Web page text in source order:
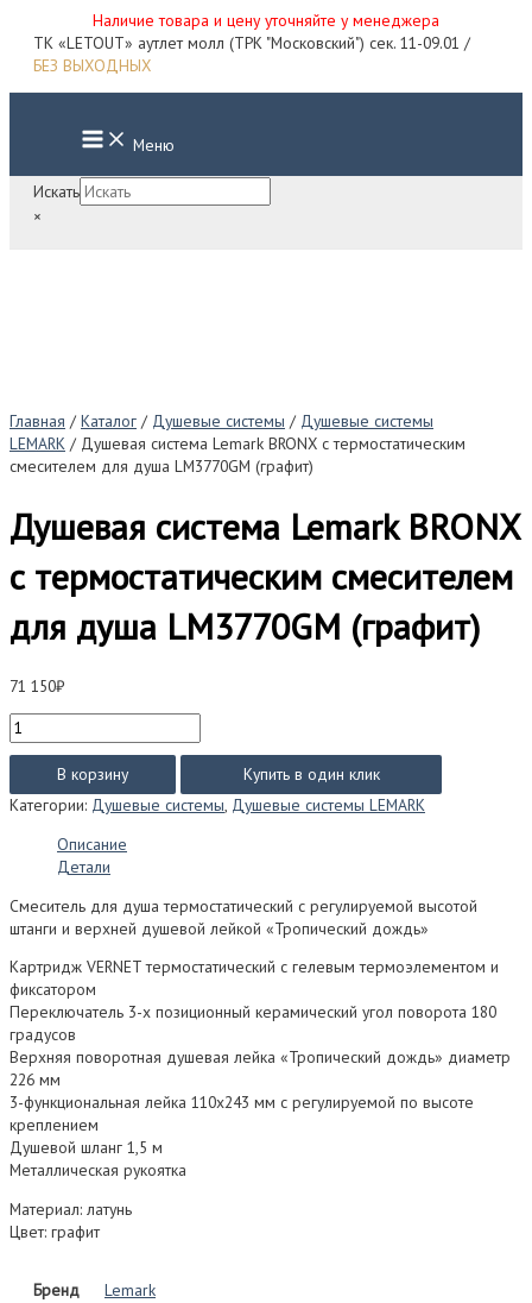
Наличие товара и цену уточняйте у менеджера
Перейти
ТК «LETOUT» аутлет молл (ТРК "Московский") сек. 11-09.01 /
БЕЗ ВЫХОДНЫХ
Main
Menu Меню
Искать
×
Главная / Каталог / Душевые системы / Душевые системы
LEMARK / Душевая система Lemark BRONX с термостатическим
смесителем для душа LM3770GM (графит)
Душевая система Lemark BRONX
с термостатическим смесителем
для душа LM3770GM (графит)
71 150₽
Количество
товара
Душевая
система
Lemark
термостатическим
смесителем
для
LM3770GM
(графит)
В корзину
Купить в один клик
Категории: Душевые системы, Душевые системы LEMARK
Описание
Детали
Смеситель для душа термостатический с регулируемой высотой
штанги и верхней душевой лейкой «Тропический дождь»
Картридж VERNET термостатический с гелевым термоэлементом и
фиксатором
Переключатель 3-х позиционный керамический угол поворота 180
градусов
Верхняя поворотная душевая лейка «Тропический дождь» диаметр
226 мм
3-функциональная лейка 110х243 мм с регулируемой по высоте
креплением
Душевой шланг 1,5 м
Металлическая рукоятка
Материал: латунь
Цвет: графит
Бренд Lemark